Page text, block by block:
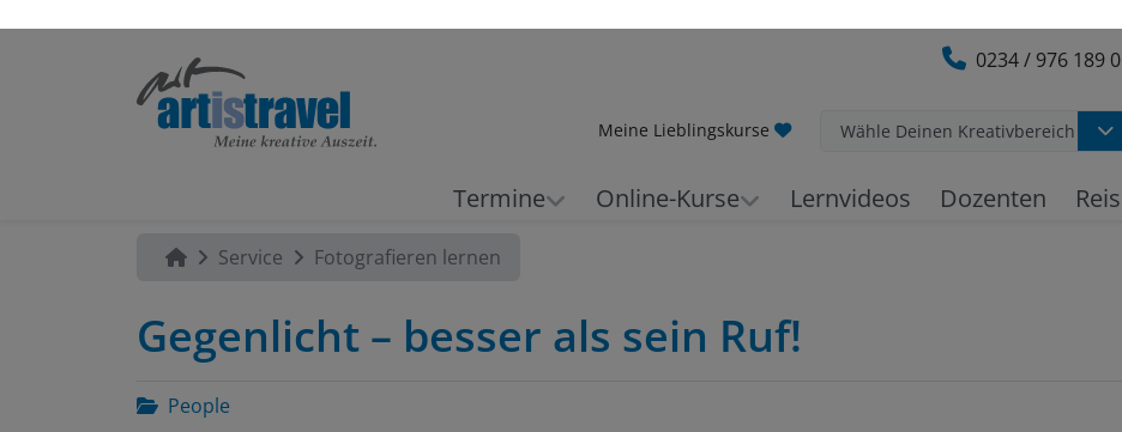
0234 / 976 189 0
Service Fotografieren lernen
Gegenlicht – besser als sein Ruf!
People